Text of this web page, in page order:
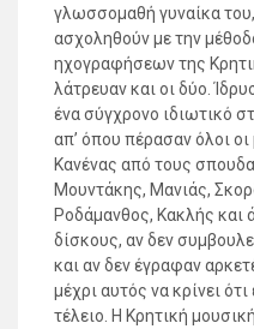
γλωσσομαθή γυναίκα
ασχοληθούν με την
ηχογραφήσεων της
λάτρευαν και οι δύο.
ένα σύγχρονο ιδιωτικό
απ’ όπου πέρασαν όλοι οι
Κανένας από τους
Μουντάκης, Μανιάς,
Ροδάμανθος, Κακλής και
δίσκους, αν δεν
και αν δεν έγραφαν
μέχρι αυτός να κρίνει
τέλειο. Η Κρητική